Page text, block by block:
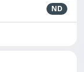
ND